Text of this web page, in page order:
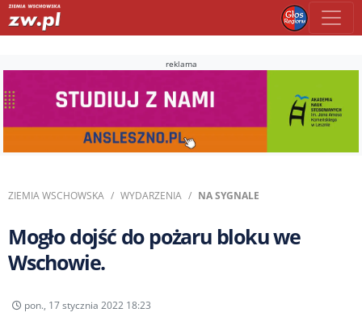
reklama
ZIEMIA WSCHOWSKA WYDARZENIA NA SYGNALE
Mogło dojść do pożaru bloku we
Wschowie.
pon., 17 stycznia 2022 18:23